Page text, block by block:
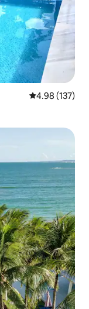
レビュー137
4.98 (137)